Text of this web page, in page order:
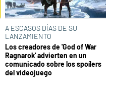
A ESCASOS DÍAS DE SU
LANZAMIENTO
Los creadores de 'God of War
Ragnarok' advierten en un
comunicado sobre los spoílers
del videojuego